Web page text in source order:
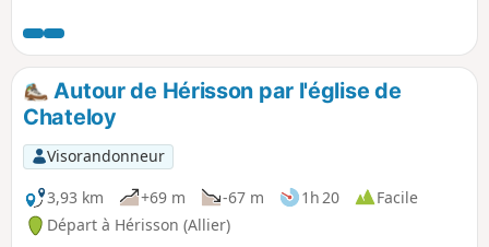
corètes du Japon, bouleaux, etc. Les
vestiges de la forteresse perchée sur un
rocher, s'élèvent au-dessus des toits
dominant l'Aumance dont le cours
protège naturellement le promontoire
fortifié.
Autour de Hérisson par l'église de
Chateloy
Visorandonneur
3,93 km
+69 m -67 m 1h 20
Facile
Départ à Hérisson (Allier)